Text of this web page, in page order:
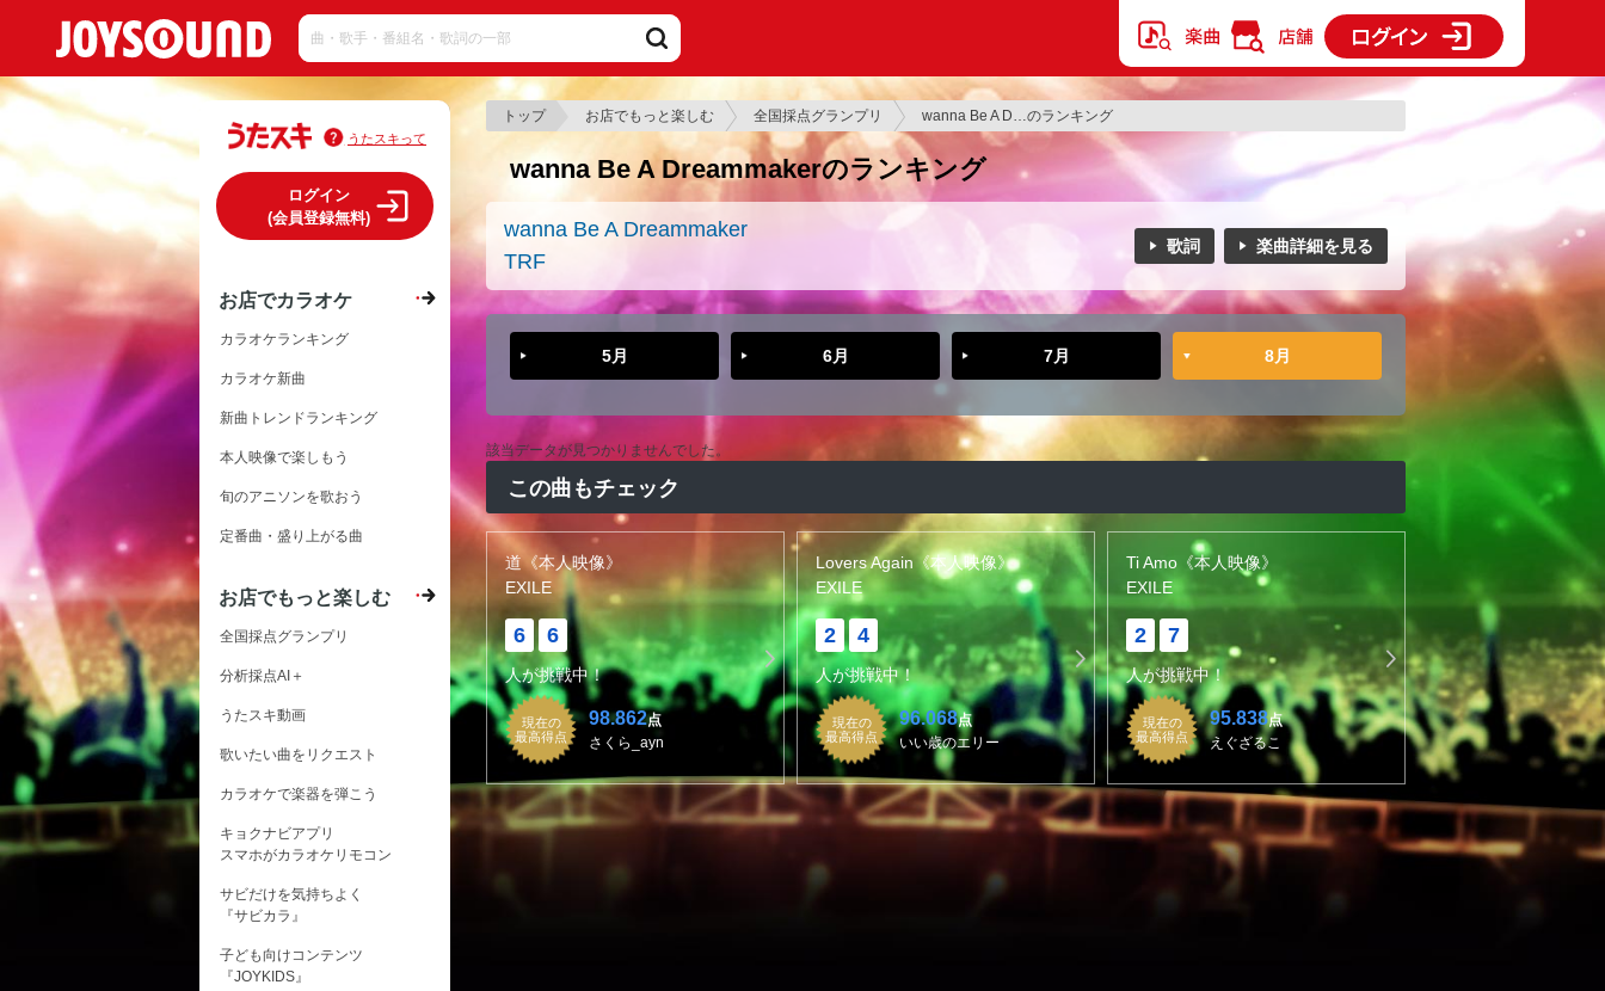
トップ お店でもっと楽しむ 全国採点グランプリ wanna Be A D…のランキング
wanna Be A Dreammakerのランキング
wanna Be A Dreammaker
TRF
歌詞 楽曲詳細を見る
5月 6月 7月 8月
該当データが見つかりませんでした。
この曲もチェック
道《本人映像》
EXILE
6 6
人が挑戦中！
現在の
最高得点
98.862点
さくら_ayn
Lovers Again《本人映像》
EXILE
2 4
人が挑戦中！
現在の
最高得点
96.068点
いい歳のエリー
Ti Amo《本人映像》
EXILE
2 7
人が挑戦中！
現在の
最高得点
95.838点
えぐざるこ
うたスキって
ログイン
(会員登録無料)
お店でカラオケ
カラオケランキング
カラオケ新曲
新曲トレンドランキング
本人映像で楽しもう
旬のアニソンを歌おう
定番曲・盛り上がる曲
お店でもっと楽しむ
全国採点グランプリ
分析採点AI＋
うたスキ動画
歌いたい曲をリクエスト
カラオケで楽器を弾こう
キョクナビアプリ
スマホがカラオケリモコン
サビだけを気持ちよく
『サビカラ』
子ども向けコンテンツ
『JOYKIDS』